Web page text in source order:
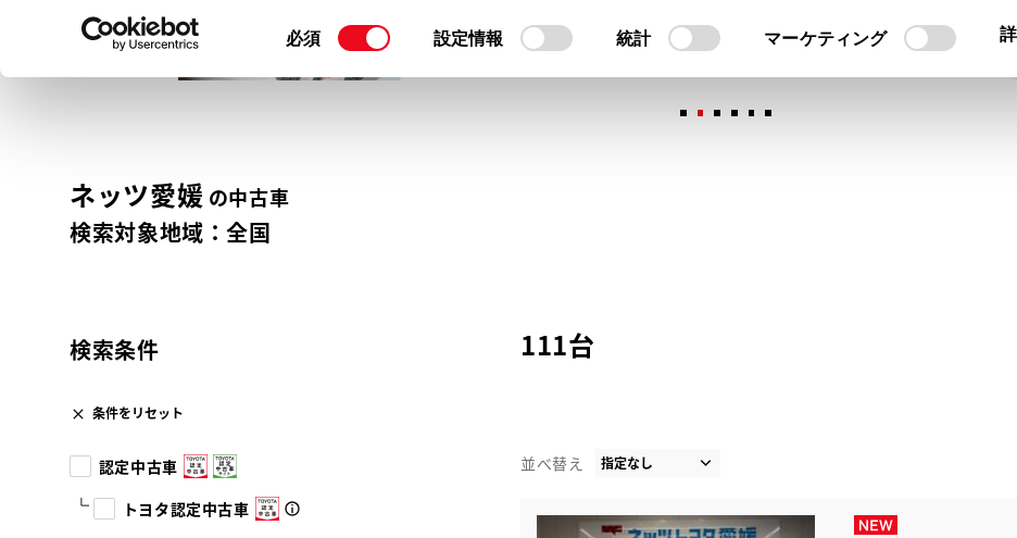
て」をご覧ください。
同
必須 設定情報 統計 マーケティング
ネッツ愛媛 の中古車
検索対象地域：全国
検索条件
条件をリセット
認定中古車
トヨタ認定中古車
111台
並べ替え